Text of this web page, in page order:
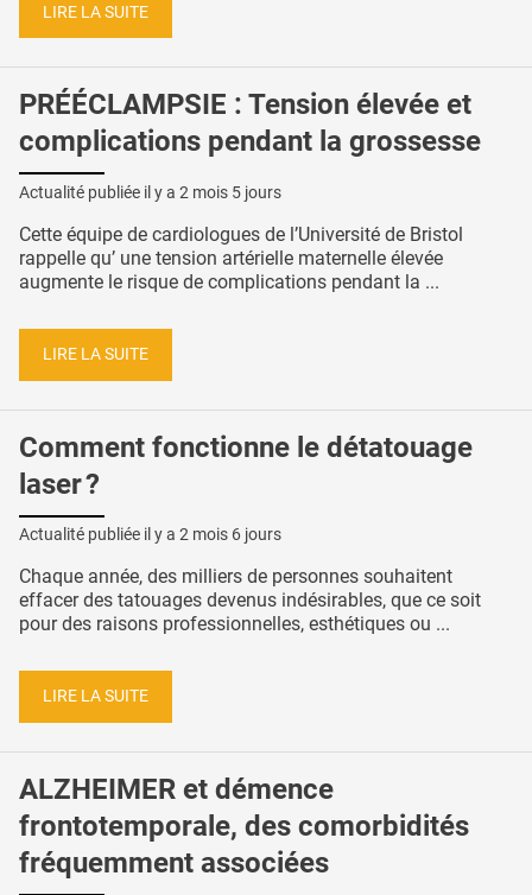
LIRE LA SUITE
PRÉÉCLAMPSIE : Tension élevée et
complications pendant la grossesse
Actualité publiée il y a 2 mois 5 jours
Cette équipe de cardiologues de l’Université de Bristol
rappelle qu’ une tension artérielle maternelle élevée
augmente le risque de complications pendant la ...
LIRE LA SUITE
Comment fonctionne le détatouage
laser ?
Actualité publiée il y a 2 mois 6 jours
Chaque année, des milliers de personnes souhaitent
effacer des tatouages devenus indésirables, que ce soit
pour des raisons professionnelles, esthétiques ou ...
LIRE LA SUITE
ALZHEIMER et démence
frontotemporale, des comorbidités
fréquemment associées